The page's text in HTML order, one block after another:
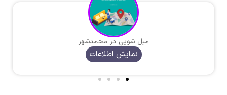
مبل شویی در محمدشهر
نمایش اطلاعات